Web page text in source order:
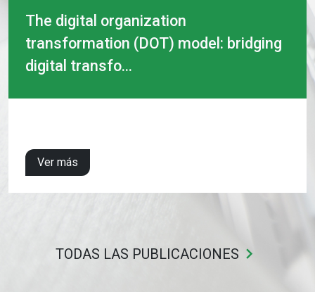
The digital organization
transformation (DOT) model: bridging
digital transfo...
Ver más
TODAS LAS PUBLICACIONES keyboard_arrow_right